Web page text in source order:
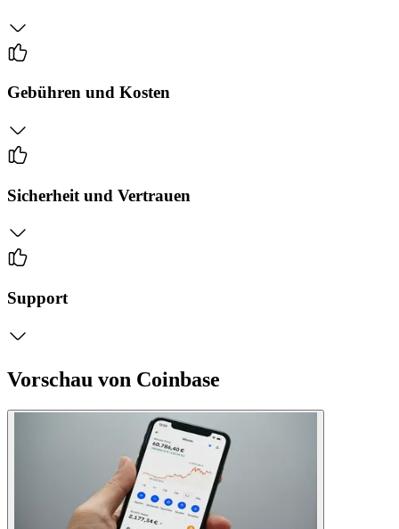
Gebühren und Kosten
Sicherheit und Vertrauen
Support
Vorschau von Coinbase